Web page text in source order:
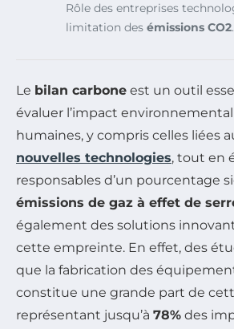
Rôle des entreprises
limitation des émissions CO2.
Le bilan carbone est un outil
évaluer l’impact
humaines, y compris celles liées
nouvelles technologies, tout en
responsables d’un pourcentage
émissions de gaz à effet de
également des solutions
cette empreinte. En effet, des
que la fabrication des
constitue une grande part de
représentant jusqu’à 78% des